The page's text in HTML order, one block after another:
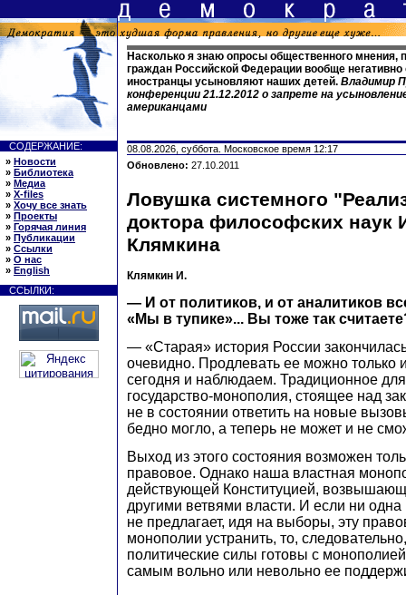
Насколько я знаю опросы общественного
граждан Российской Федерации вообще негативно
иностранцы усыновляют наших детей. Владимир
конференции 21.12.2012 о запрете на
американцами
СОДЕРЖАНИЕ:
» Новости
» Библиотека
» Медиа
» X-files
» Хочу все знать
» Проекты
» Горячая линия
» Публикации
» Ссылки
» О нас
» English
ССЫЛКИ:
08.08.2026, суббота. Московское время 12:17
Обновлено: 27.10.2011
Ловушка системного
доктора философских наук
Клямкина
Клямкин И.
— И от политиков, и от аналитиков
«Мы в тупике»... Вы тоже так
— «Старая» история России
очевидно. Продлевать ее можно только
сегодня и наблюдаем. Традиционное
государство-монополия, стоящее над
не в состоянии ответить на новые
бедно могло, а теперь не может и не
Выход из этого состояния возможен
правовое. Однако наша властная
действующей Конституцией,
другими ветвями власти. И если ни одна
не предлагает, идя на выборы, эту
монополии устранить, то,
политические силы готовы с
самым вольно или невольно ее